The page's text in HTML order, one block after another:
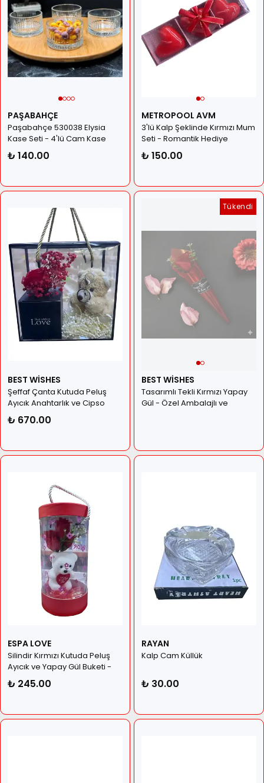
PAŞABAHÇE
Paşabahçe 530038 Elysia
Kase Seti - 4'lü Cam Kase
₺ 140.00
METROPOOL AVM
3'lü Kalp Şeklinde Kırmızı Mum
Seti - Romantik Hediye
Paketinde Dekoratif Mum
₺ 150.00
BEST WİSHES
Şeffaf Çanta Kutuda Peluş
Ayıcık Anahtarlık ve Cipso
Tasarımlı Kırmızı Gül Hediye
Seti
₺ 670.00
Tükendi
BEST WİSHES
Tasarımlı Tekli Kırmızı Yapay
Gül - Özel Ambalajlı ve
ESPA LOVE
Silindir Kırmızı Kutuda Peluş
Ayıcık ve Yapay Gül Buketi -
Sevgiliye Hediye Seti
₺ 245.00
RAYAN
Kalp Cam Küllük
₺ 30.00